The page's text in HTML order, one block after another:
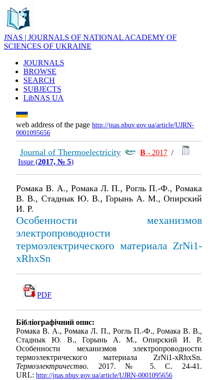
JNAS | JOURNALS OF NATIONAL ACADEMY OF
SCIENCES OF UKRAINE
JOURNALS
BROWSE
SEARCH
SUBJECTS
LibNAS UA
web address of the page http://jnas.nbuv.gov.ua/article/UJRN-
0001095656
Journal of Thermoelectricity В - 2017 /
Issue (2017, № 5)
Ромака В. А., Ромака Л. П., Рогль П.-Ф., Ромака
В. В., Стаднык Ю. В., Горынь А. М., Опирский
И. Р.
Особенности механизмов
электропроводности
термоэлектрического материала ZrNi1-
xRhxSn
PDF
Бібліографічний опис:
Ромака В. А., Ромака Л. П., Рогль П.-Ф., Ромака В. В.,
Стаднык Ю. В., Горынь А. М., Опирский И. Р.
Особенности механизмов электропроводности
термоэлектрического материала ZrNi1-xRhxSn.
Термоэлектричество. 2017. № 5. С. 24-41.
URL: http://jnas.nbuv.gov.ua/article/UJRN-0001095656